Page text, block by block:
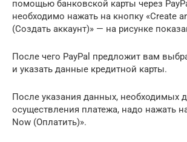
помощью банковской карты через
необходимо нажать на кнопку «Create
(Создать аккаунт)» — на рисунке
После чего PayPal предложит вам
и указать данные кредитной карты.
После указания данных, необходимых
осуществления платежа, надо нажать
Now (Оплатить)».